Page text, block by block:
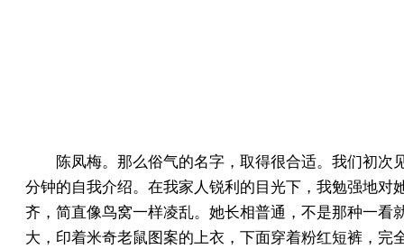
陈凤梅。那么俗气的名字，取得很合适。我们初
分钟的自我介绍。在我家人锐利的目光下，我勉强地
齐，简直像鸟窝一样凌乱。她长相普通，不是那种一
大，印着米奇老鼠图案的上衣，下面穿着粉红短裤，